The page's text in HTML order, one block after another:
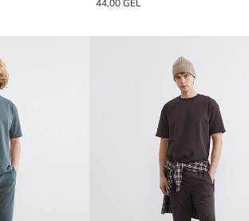
44,00 GEL